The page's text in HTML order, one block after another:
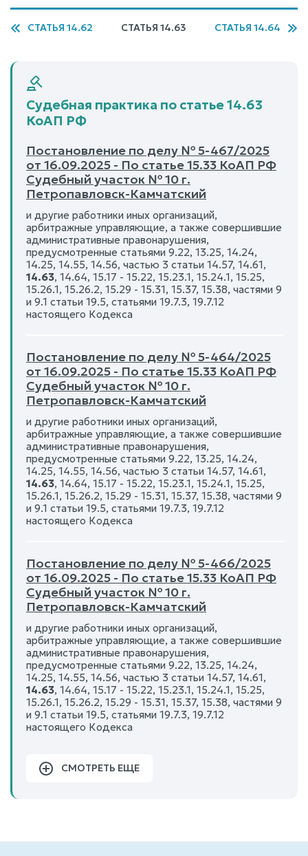
СТАТЬЯ 14.62 СТАТЬЯ 14.63 СТАТЬЯ 14.64
Судебная практика по статье 14.63
КоАП РФ
Постановление по делу № 5-467/2025
от 16.09.2025 - По статье 15.33 КоАП РФ
Судебный участок № 10 г.
Петропавловск-Камчатский
и другие работники иных организаций,
арбитражные управляющие, а также совершившие
административные правонарушения,
предусмотренные статьями 9.22, 13.25, 14.24,
14.25, 14.55, 14.56, частью 3 статьи 14.57, 14.61,
14.63, 14.64, 15.17 - 15.22, 15.23.1, 15.24.1, 15.25,
15.26.1, 15.26.2, 15.29 - 15.31, 15.37, 15.38, частями 9
и 9.1 статьи 19.5, статьями 19.7.3, 19.7.12
настоящего Кодекса
Постановление по делу № 5-464/2025
от 16.09.2025 - По статье 15.33 КоАП РФ
Судебный участок № 10 г.
Петропавловск-Камчатский
и другие работники иных организаций,
арбитражные управляющие, а также совершившие
административные правонарушения,
предусмотренные статьями 9.22, 13.25, 14.24,
14.25, 14.55, 14.56, частью 3 статьи 14.57, 14.61,
14.63, 14.64, 15.17 - 15.22, 15.23.1, 15.24.1, 15.25,
15.26.1, 15.26.2, 15.29 - 15.31, 15.37, 15.38, частями 9
и 9.1 статьи 19.5, статьями 19.7.3, 19.7.12
настоящего Кодекса
Постановление по делу № 5-466/2025
от 16.09.2025 - По статье 15.33 КоАП РФ
Судебный участок № 10 г.
Петропавловск-Камчатский
и другие работники иных организаций,
арбитражные управляющие, а также совершившие
административные правонарушения,
предусмотренные статьями 9.22, 13.25, 14.24,
14.25, 14.55, 14.56, частью 3 статьи 14.57, 14.61,
14.63, 14.64, 15.17 - 15.22, 15.23.1, 15.24.1, 15.25,
15.26.1, 15.26.2, 15.29 - 15.31, 15.37, 15.38, частями 9
и 9.1 статьи 19.5, статьями 19.7.3, 19.7.12
настоящего Кодекса
СМОТРЕТЬ ЕЩЕ